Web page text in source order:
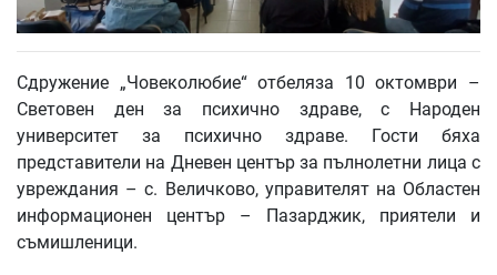
Сдружение „Човеколюбие“ отбеляза 10 октомври –
Световен ден за психично здраве, с Народен
университет за психично здраве. Гости бяха
представители на Дневен център за пълнолетни лица с
увреждания – с. Величково, управителят на Областен
информационен център – Пазарджик, приятели и
съмишленици.